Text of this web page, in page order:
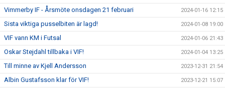
Vimmerby IF - Årsmöte onsdagen 21 februari 2024-01-16 12:15
Sista viktiga pusselbiten är lagd! 2024-01-08 19:00
VIF vann KM i Futsal 2024-01-06 21:43
Oskar Stejdahl tillbaka i VIF! 2024-01-04 13:25
Till minne av Kjell Andersson 2023-12-31 21:54
Albin Gustafsson klar för VIF! 2023-12-21 15:07